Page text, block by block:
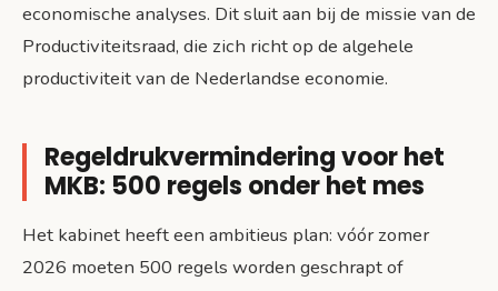
economische analyses. Dit sluit aan bij de missie van de
Productiviteitsraad, die zich richt op de algehele
productiviteit van de Nederlandse economie.
Regeldrukvermindering voor het
MKB: 500 regels onder het mes
Het kabinet heeft een ambitieus plan: vóór zomer
2026 moeten 500 regels worden geschrapt of